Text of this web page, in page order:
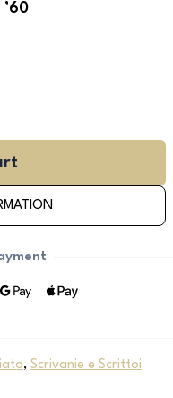
, Scrivanie e Scrittoi